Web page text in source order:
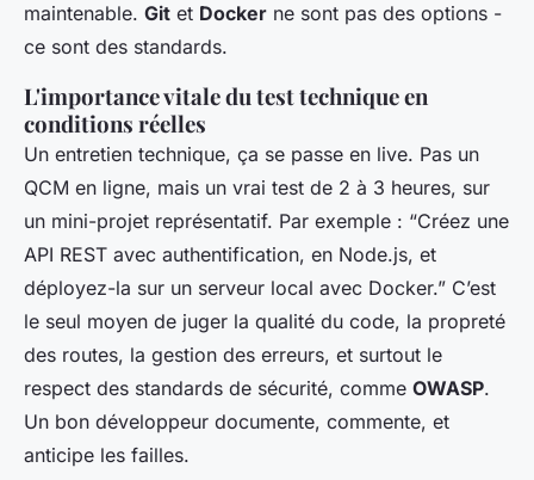
maintenable. Git et Docker ne sont pas des options -
ce sont des standards.
L'importance vitale du test technique en
conditions réelles
Un entretien technique, ça se passe en live. Pas un
QCM en ligne, mais un vrai test de 2 à 3 heures, sur
un mini-projet représentatif. Par exemple : “Créez une
API REST avec authentification, en Node.js, et
déployez-la sur un serveur local avec Docker.” C’est
le seul moyen de juger la qualité du code, la propreté
des routes, la gestion des erreurs, et surtout le
respect des standards de sécurité, comme OWASP.
Un bon développeur documente, commente, et
anticipe les failles.